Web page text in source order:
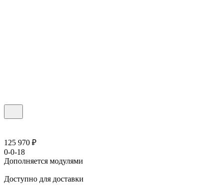
125 970 ₽
0-0-18
Дополняется модулями
Доступно для доставки